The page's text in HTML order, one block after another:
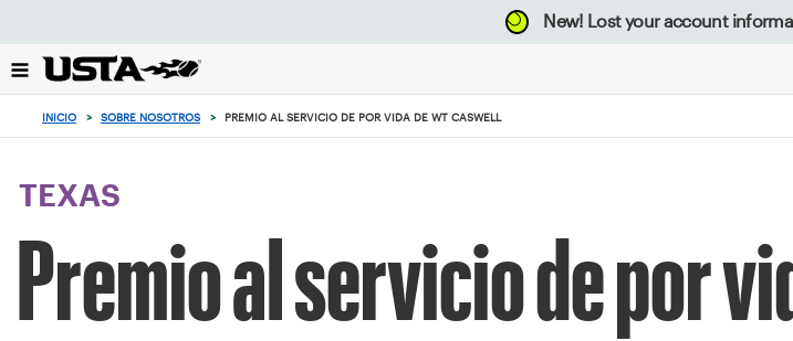
el
botón
principio
New! Lost your account
0
artículos
en
carrito
INICIO > SOBRE NOSOTROS > PREMIO AL SERVICIO DE POR VIDA DE WT CASWELL
TEXAS
Premio al servicio de por